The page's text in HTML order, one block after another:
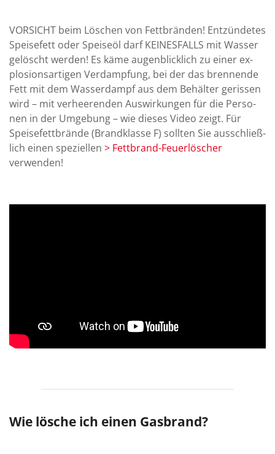
VORSICHT beim Löschen von Fettbränden! Ent­zün­detes
Speise­fett oder Speise­öl darf KEINES­FALLS mit Wasser
ge­löscht werden! Es käme augen­blick­lich zu einer ex­
plo­sions­artigen Ver­damp­fung, bei der das bren­nende
Fett mit dem Wasser­dampf aus dem Be­hälter ge­rissen
wird – mit ver­hee­renden Aus­wir­kun­gen für die Per­so­
nen in der Um­gebung – wie dieses Video zeigt. Für
Speise­fett­brände (Brand­klasse F) sollten Sie aus­schließ­
lich einen spe­ziellen > Fett­brand-Feuer­löscher
verwenden!
Wie lösche ich einen Gasbrand?